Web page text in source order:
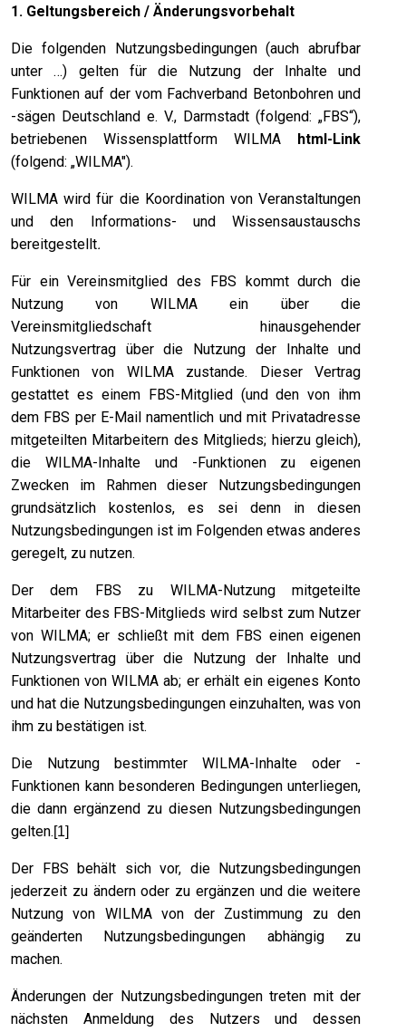
1. Geltungsbereich / Änderungsvorbehalt
Die folgenden Nutzungsbedingungen (auch abrufbar
unter …) gelten für die Nutzung der Inhalte und
Funktionen auf der vom Fachverband Betonbohren und
-sägen Deutschland e. V., Darmstadt (folgend: „FBS“),
betriebenen Wissensplattform WILMA html-Link
(folgend: „WILMA").
WILMA wird für die Koordination von Veranstaltungen
und den Informations- und Wissensaustauschs
bereitgestellt.
Für ein Vereinsmitglied des FBS kommt durch die
Nutzung von WILMA ein über die
Vereinsmitgliedschaft hinausgehender
Nutzungsvertrag über die Nutzung der Inhalte und
Funktionen von WILMA zustande. Dieser Vertrag
gestattet es einem FBS-Mitglied (und den von ihm
dem FBS per E-Mail namentlich und mit Privatadresse
mitgeteilten Mitarbeitern des Mitglieds; hierzu gleich),
die WILMA-Inhalte und -Funktionen zu eigenen
Zwecken im Rahmen dieser Nutzungsbedingungen
grundsätzlich kostenlos, es sei denn in diesen
Nutzungsbedingungen ist im Folgenden etwas anderes
geregelt, zu nutzen.
Der dem FBS zu WILMA-Nutzung mitgeteilte
Mitarbeiter des FBS-Mitglieds wird selbst zum Nutzer
von WILMA; er schließt mit dem FBS einen eigenen
Nutzungsvertrag über die Nutzung der Inhalte und
Funktionen von WILMA ab; er erhält ein eigenes Konto
und hat die Nutzungsbedingungen einzuhalten, was von
ihm zu bestätigen ist.
Die Nutzung bestimmter WILMA-Inhalte oder -
Funktionen kann besonderen Bedingungen unterliegen,
die dann ergänzend zu diesen Nutzungsbedingungen
gelten.[1]
Der FBS behält sich vor, die Nutzungsbedingungen
jederzeit zu ändern oder zu ergänzen und die weitere
Nutzung von WILMA von der Zustimmung zu den
geänderten Nutzungsbedingungen abhängig zu
machen.
Änderungen der Nutzungsbedingungen treten mit der
nächsten Anmeldung des Nutzers und dessen